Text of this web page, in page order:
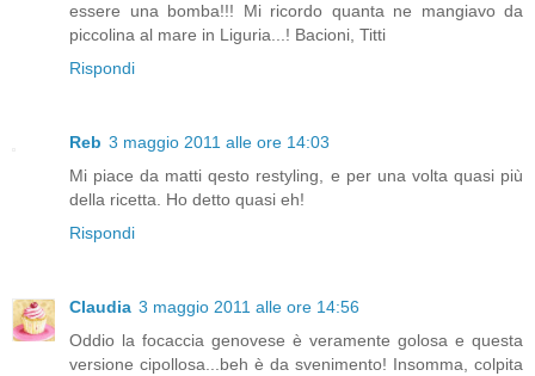
essere una bomba!!! Mi ricordo quanta ne mangiavo da
piccolina al mare in Liguria...! Bacioni, Titti
Rispondi
Reb 3 maggio 2011 alle ore 14:03
Mi piace da matti qesto restyling, e per una volta quasi più
della ricetta. Ho detto quasi eh!
Rispondi
Claudia 3 maggio 2011 alle ore 14:56
Oddio la focaccia genovese è veramente golosa e questa
versione cipollosa...beh è da svenimento! Insomma, colpita